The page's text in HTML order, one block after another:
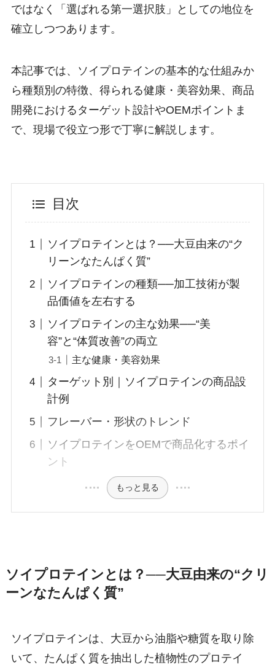
ではなく「選ばれる第一選択肢」としての地位を
確立しつつあります。
本記事では、ソイプロテインの基本的な仕組みか
ら種類別の特徴、得られる健康・美容効果、商品
開発におけるターゲット設計やOEMポイントま
で、現場で役立つ形で丁寧に解説します。
目次
ソイプロテインとは？──大豆由来の“ク
リーンなたんぱく質”
ソイプロテインの種類──加工技術が製
品価値を左右する
ソイプロテインの主な効果──“美
容”と“体質改善”の両立
主な健康・美容効果
ターゲット別｜ソイプロテインの商品設
計例
フレーバー・形状のトレンド
ソイプロテインをOEMで商品化するポイ
ント
もっと見る
ソイプロテインとは？──大豆由来の“クリ
ーンなたんぱく質”
ソイプロテインは、大豆から油脂や糖質を取り除
いて、たんぱく質を抽出した植物性のプロテイ